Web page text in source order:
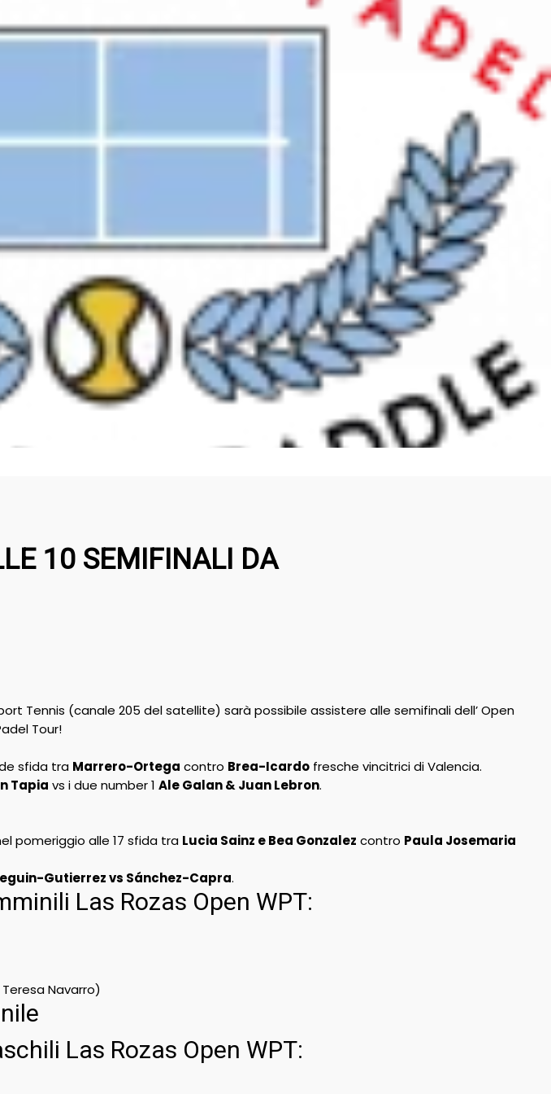
10 SEMIFINALI DA
Tennis (canale 205 del satellite) sarà possibile assistere alle semifinali dell’ Open
Tour!
sfida tra Marrero-Ortega contro Brea-Icardofresche vincitrici di Valencia.
Tapia vs i due number 1 Ale Galan & Juan Lebron.
pomeriggio alle 17 sfida tra Lucia Sainz e Bea Gonzalez contro Paula Josemaria
Gutierrez vs Sánchez-Capra.
Las Rozas Open WPT:
Navarro)
Las Rozas Open WPT: